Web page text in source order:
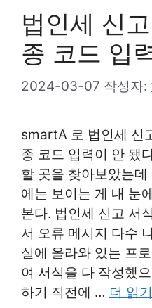
법인세 신
종 코드 입
2024-03-07 작성자:
smartA 로 법인세 신
종 코드 입력이 안 됐
할 곳을 찾아보았는
에는 보이는 게 내 눈
본다. 법인세 신고 서
서 오류 메시지 다수
실에 올라와 있는 프
여 서식을 다 작성했
하기 직전에 … 더 읽기